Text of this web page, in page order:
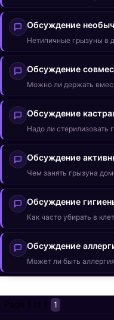
Обсуждение
Нетипичные грызуны в
Обсуждение
Можно ли держать
Обсуждение
Надо ли стерилизовать
Чем занять грызуна
Обсуждение
Как часто убирать в
Обсуждение
Может ли быть
Page 1 of 1 1